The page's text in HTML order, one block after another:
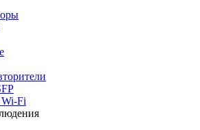
Fi